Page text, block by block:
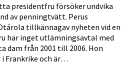
presidentfru försöker undvika
av penningtvätt. Perus
tillkännagav nyheten vid en
har inget utlämningsavtal med
dam från 2001 till 2006. Hon
i Frankrike och är…